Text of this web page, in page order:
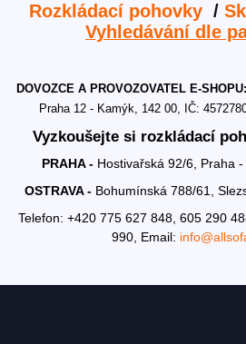
Rozkládací pohovky /
Vyhledávání dle
DOVOZCE A PROVOZOVATEL E-
Praha 12 - Kamýk, 142 00, IČ:
Vyzkoušejte si rozkládací
PRAHA - Hostivařská 92/6, Praha
OSTRAVA - Bohumínská 788/61,
Telefon: +420 775 627 848, 605 290
990, Email: